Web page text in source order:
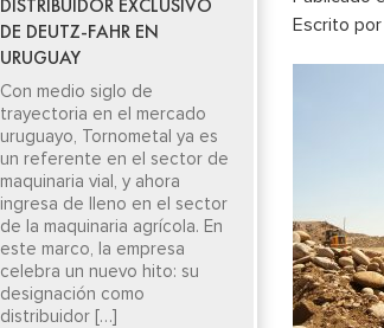
DEUTZ-FAHR
AVANT
KESLA
Escrito por
DISTRIBUIDOR EXCLUSIVO
DE DEUTZ-FAHR EN
URUGUAY
Con medio siglo de
trayectoria en el mercado
uruguayo, Tornometal ya es
un referente en el sector de
maquinaria vial, y ahora
ingresa de lleno en el sector
de la maquinaria agrícola. En
este marco, la empresa
celebra un nuevo hito: su
designación como
distribuidor […]